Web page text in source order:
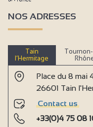
NOS ADRESSES
Tain
l’Hermitage
Place du 8 mai
26601 Tain
Contact us
+33(0)4 75 08